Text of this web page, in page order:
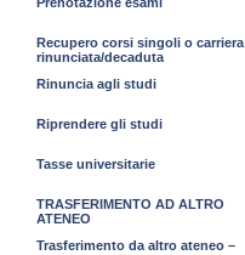
Recupero corsi singoli o carriera
rinunciata/decaduta
Rinuncia agli studi
Riprendere gli studi
Tasse universitarie
TRASFERIMENTO AD ALTRO
ATENEO
Trasferimento da altro ateneo –